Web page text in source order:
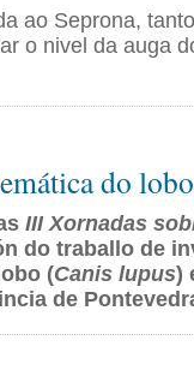
ao Seprona,
o nivel da auga
do lobo
III Xornadas
do traballo de
(Canis lupus)
de